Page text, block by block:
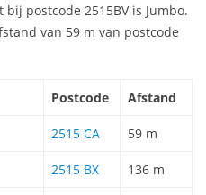
postcode 2515BV is Jumbo.
van 59 m van postcode
Postcode Afstand
2515 CA 59 m
2515 BX 136 m